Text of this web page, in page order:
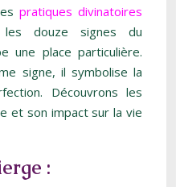
pratiques divinatoires
les douze signes du
une place particulière.
signe, il symbolise la
Découvrons les
et son impact sur la vie
: